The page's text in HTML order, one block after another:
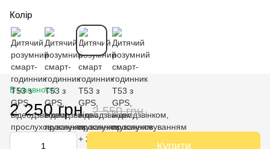
Колір
В наявності
2 250 грн 2 550 грн
Купити